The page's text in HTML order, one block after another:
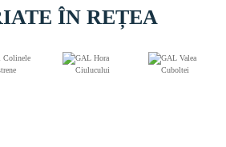
ÎN REȚEA